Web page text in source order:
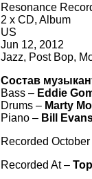
Resonance
2 x CD, Album
US
Jun 12, 2012
Jazz, Post Bop,
Состав
Bass – Eddie
Drums – Marty
Piano – Bill
Recorded
Recorded At –